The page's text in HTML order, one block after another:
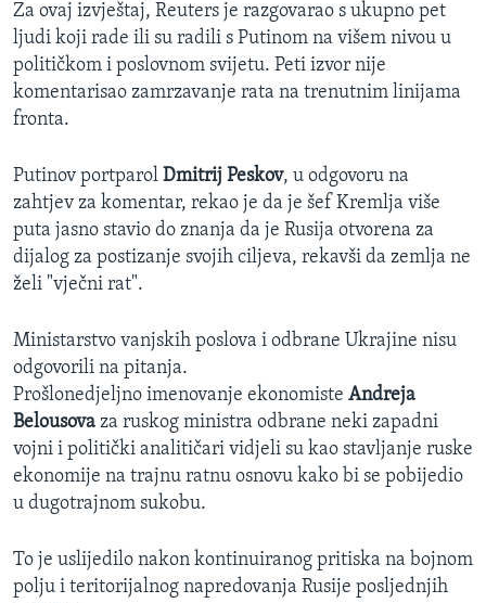
Za ovaj izvještaj, Reuters je razgovarao s ukupno pet
ljudi koji rade ili su radili s Putinom na višem nivou u
političkom i poslovnom svijetu. Peti izvor nije
komentarisao zamrzavanje rata na trenutnim linijama
fronta.
Putinov portparol Dmitrij Peskov, u odgovoru na
zahtjev za komentar, rekao je da je šef Kremlja više
puta jasno stavio do znanja da je Rusija otvorena za
dijalog za postizanje svojih ciljeva, rekavši da zemlja ne
želi "vječni rat".
Ministarstvo vanjskih poslova i odbrane Ukrajine nisu
odgovorili na pitanja.
Prošlonedjeljno imenovanje ekonomiste Andreja
Belousova za ruskog ministra odbrane neki zapadni
vojni i politički analitičari vidjeli su kao stavljanje ruske
ekonomije na trajnu ratnu osnovu kako bi se pobijedio
u dugotrajnom sukobu.
To je uslijedilo nakon kontinuiranog pritiska na bojnom
polju i teritorijalnog napredovanja Rusije posljednjih